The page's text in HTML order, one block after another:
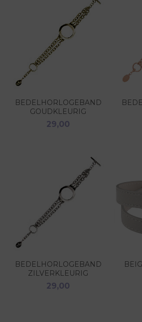
BEDELHORLOGEBAND
GOUDKLEURIG
29,00
BEDELHORLOGEBAND
ZILVERKLEURIG
29,00